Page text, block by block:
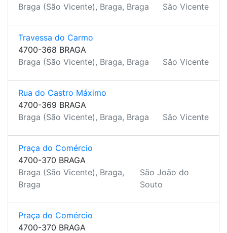
Braga (São Vicente), Braga, Braga
São Vicente
Travessa do Carmo
4700-368 BRAGA
Braga (São Vicente), Braga, Braga
São Vicente
Rua do Castro Máximo
4700-369 BRAGA
Braga (São Vicente), Braga, Braga
São Vicente
Praça do Comércio
4700-370 BRAGA
Braga (São Vicente), Braga,
Braga
São João do
Souto
Praça do Comércio
4700-370 BRAGA